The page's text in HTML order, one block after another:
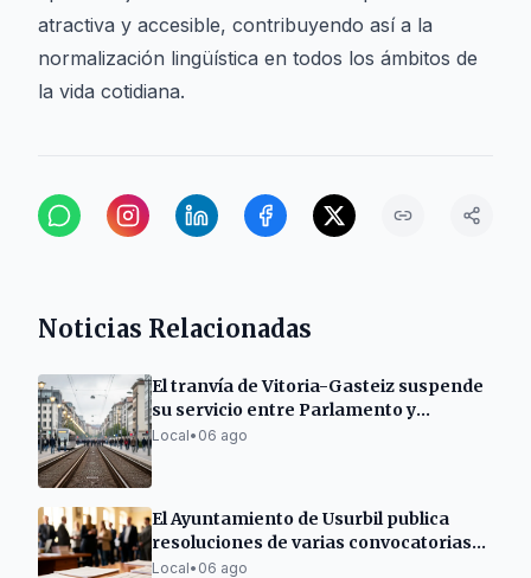
atractiva y accesible, contribuyendo así a la
normalización lingüística en todos los ámbitos de
la vida cotidiana.
Noticias Relacionadas
El tranvía de Vitoria-Gasteiz suspende
su servicio entre Parlamento y
Angulema hasta el 6 de septiembre
Local• 06 ago
El Ayuntamiento de Usurbil publica
resoluciones de varias convocatorias
de subvenciones
Local• 06 ago